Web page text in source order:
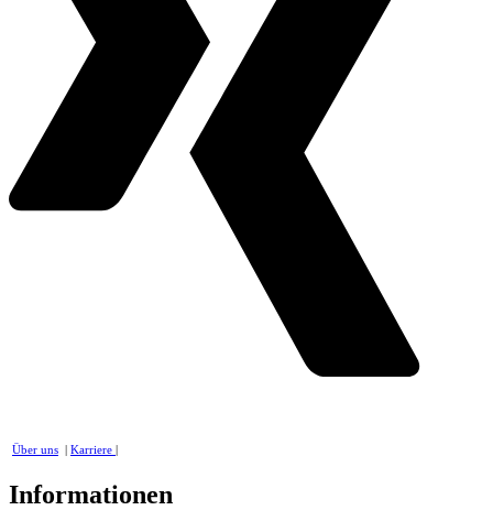
Über uns | Karriere |
Informationen